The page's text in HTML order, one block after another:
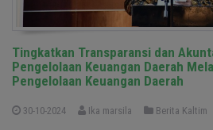
Tingkatkan Transparansi dan
Pengelolaan Keuangan Daerah
Pengelolaan Keuangan Daerah
30-10-2024 Ika marsila Berita Kaltim